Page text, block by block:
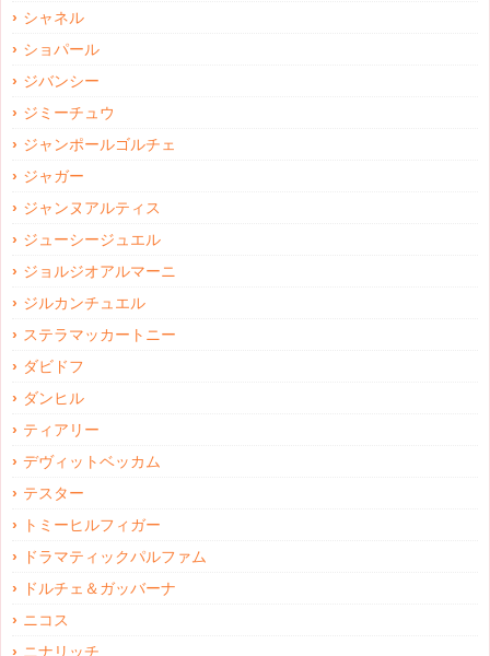
シャネル
ショパール
ジバンシー
ジミーチュウ
ジャンポールゴルチェ
ジャガー
ジャンヌアルティス
ジューシージュエル
ジョルジオアルマーニ
ジルカンチュエル
ステラマッカートニー
ダビドフ
ダンヒル
ティアリー
デヴィットベッカム
テスター
トミーヒルフィガー
ドラマティックパルファム
ドルチェ＆ガッバーナ
ニコス
ニナリッチ